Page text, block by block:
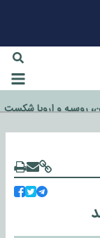
روسیه و اروپا شکست